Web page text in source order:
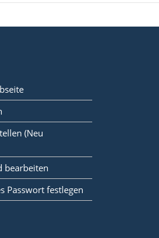
(Neu
bearbeiten
Passwort festlegen